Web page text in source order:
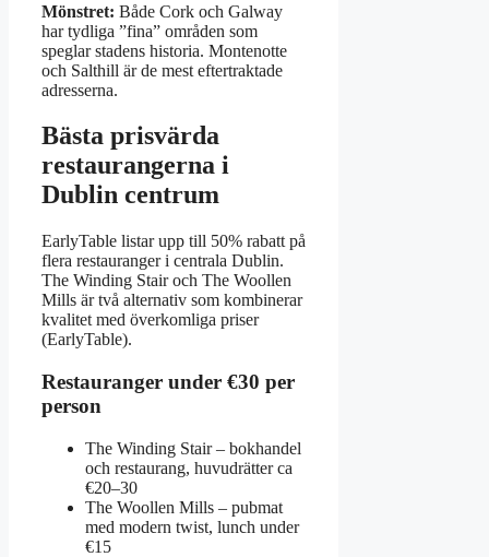
Mönstret: Både Cork och Galway
har tydliga ”fina” områden som
speglar stadens historia. Montenotte
och Salthill är de mest eftertraktade
adresserna.
Bästa prisvärda
restaurangerna i
Dublin centrum
EarlyTable listar upp till 50% rabatt på
flera restauranger i centrala Dublin.
The Winding Stair och The Woollen
Mills är två alternativ som kombinerar
kvalitet med överkomliga priser
(EarlyTable).
Restauranger under €30 per
person
The Winding Stair – bokhandel
och restaurang, huvudrätter ca
€20–30
The Woollen Mills – pubmat
med modern twist, lunch under
€15